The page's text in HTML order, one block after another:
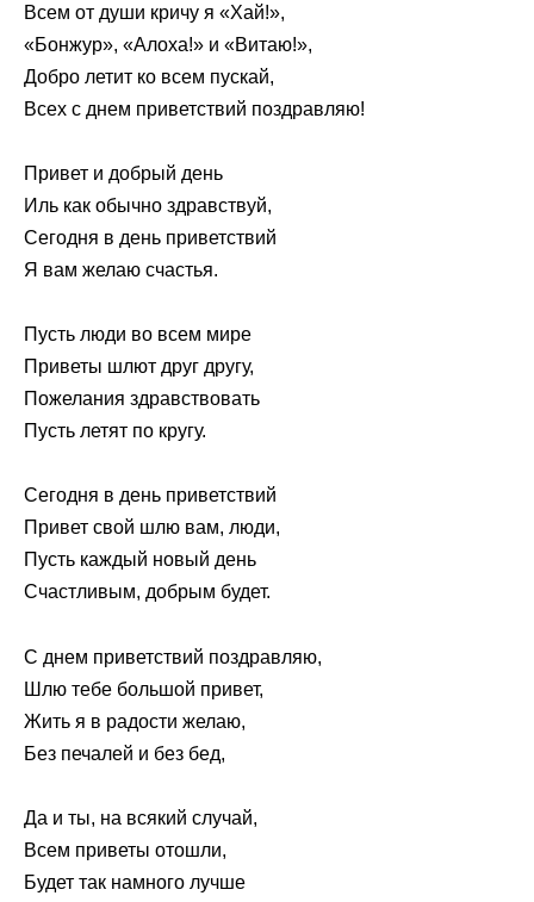
Всем от души кричу я «Хай!»,
«Бонжур», «Алоха!» и «Витаю!»,
Добро летит ко всем пускай,
Всех с днем приветствий поздравляю!
Привет и добрый день
Иль как обычно здравствуй,
Сегодня в день приветствий
Я вам желаю счастья.
Пусть люди во всем мире
Приветы шлют друг другу,
Пожелания здравствовать
Пусть летят по кругу.
Сегодня в день приветствий
Привет свой шлю вам, люди,
Пусть каждый новый день
Счастливым, добрым будет.
С днем приветствий поздравляю,
Шлю тебе большой привет,
Жить я в радости желаю,
Без печалей и без бед,
Да и ты, на всякий случай,
Всем приветы отошли,
Будет так намного лучше